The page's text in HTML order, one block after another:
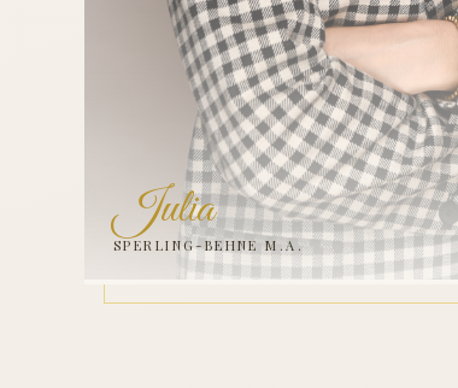
Julia
SPERLING-BEHNE M.A.